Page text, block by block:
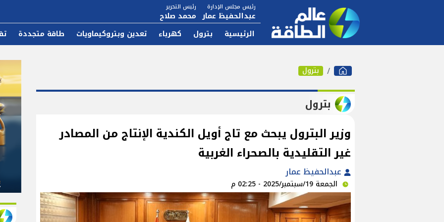
رئيس مجلس الإدارة
عبدالحفيظ عمار
رئيس التحرير
محمد صلاح
الرئيسية بترول كهرباء تعدين وبتروكيماويات طاقة متجددة
بترول
بترول
وزير البترول يبحث مع تاج أويل الكندية الإنتاج من المصادر
غير التقليدية بالصحراء الغربية
عبدالحفيظ عمار
الجمعة 19/سبتمبر/2025 - 02:25 م